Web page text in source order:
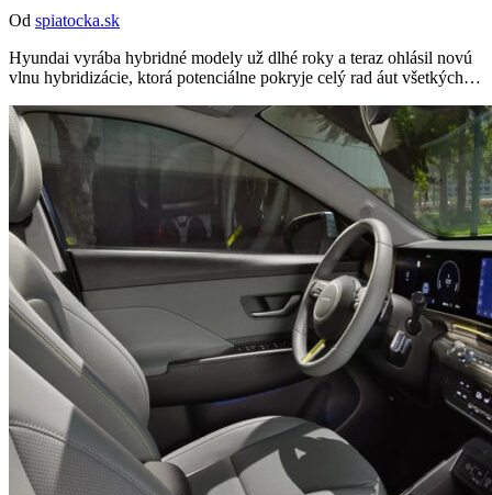
Od spiatocka.sk
Hyundai vyrába hybridné modely už dlhé roky a teraz ohlásil novú
vlnu hybridizácie, ktorá potenciálne pokryje celý rad áut všetkých…